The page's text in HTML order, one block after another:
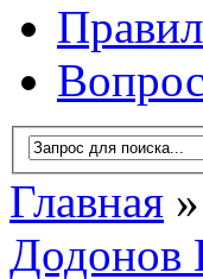
Главная »
Додонов